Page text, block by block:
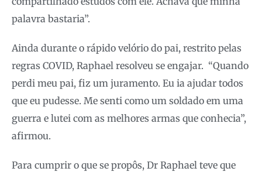
palavra bastaria”.
Ainda durante o rápido velório do pai, restrito pelas
regras COVID, Raphael resolveu se engajar. “Quando
perdi meu pai, fiz um juramento. Eu ia ajudar todos
que eu pudesse. Me senti como um soldado em uma
guerra e lutei com as melhores armas que conhecia”,
afirmou.
Para cumprir o que se propôs, Dr Raphael teve que